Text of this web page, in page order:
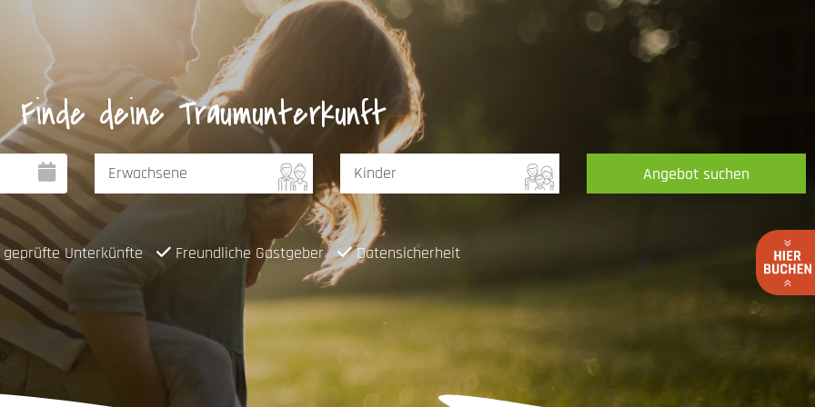
Finde deine Traumunterkunft
Angebot suchen
Unterkünfte Freundliche Gastgeber Datensicherheit